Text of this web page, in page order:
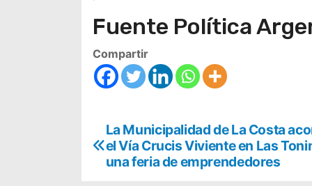
Fuente Política
Compartir
NLa Municipalidad de La Costa
el Vía Crucis Viviente en Las
una feria de emprendedores